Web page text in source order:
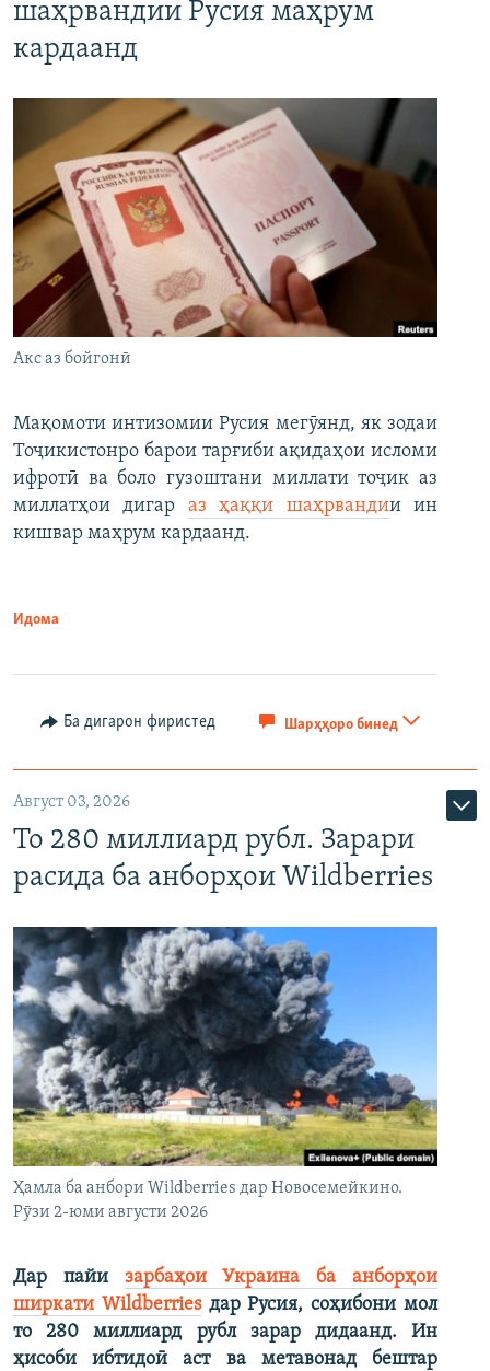
шаҳрвандии Русия маҳрум
кардаанд
Акс аз бойгонӣ
Мақомоти интизомии Русия мегӯянд, як зодаи
Тоҷикистонро барои тарғиби ақидаҳои исломи
ифротӣ ва боло гузоштани миллати тоҷик аз
миллатҳои дигар аз ҳаққи шаҳрвандии ин
кишвар маҳрум кардаанд.
Идома
Ба дигарон фиристед Шарҳҳоро бинед
Август 03, 2026
То 280 миллиард рубл. Зарари
расида ба анборҳои Wildberries
Ҳамла ба анбори Wildberries дар Новосемейкино.
Рӯзи 2-юми августи 2026
Дар пайи зарбаҳои Украина ба анборҳои
ширкати Wildberriesдар Русия, соҳибони мол
то 280 миллиард рубл зарар дидаанд. Ин
ҳисоби ибтидоӣ аст ва метавонад бештар